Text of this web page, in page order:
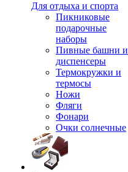
Для отдыха и спорта
Пикниковые
подарочные
наборы
Пивные башни и
диспенсеры
Термокружки и
термосы
Ножи
Фляги
Фонари
Очки солнечные